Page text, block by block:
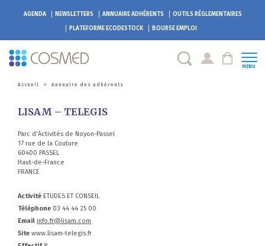
AGENDA NEWSLETTERS ANNUAIRE ADHÉRENTS
OUTILS RÉGLEMENTAIRES
PLATEFORMEECODESTOCK BOURSE EMPLOI
MENU
Accueil > Annuaire des adhérents
LISAM – TELEGIS
Parc d'Activités de Noyon-Passel
17 rue de la Couture
60400 PASSEL
Haut-de-France
FRANCE
Activité ETUDES ET CONSEIL
Téléphone 03 44 44 25 00
Email info.fr@lisam.com
Site www.lisam-telegis.fr